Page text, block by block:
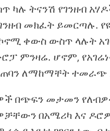
ካሉ ትናንሽ የገንዘብ
መክፈት ይመርጣሉ.
ቀውስ ውስጥ ላሉት
ምንዛሬ. ሆኖም,
ለማከማቸት ተመራጭ
በጭፍን መታመን
በአሜሪካ እና